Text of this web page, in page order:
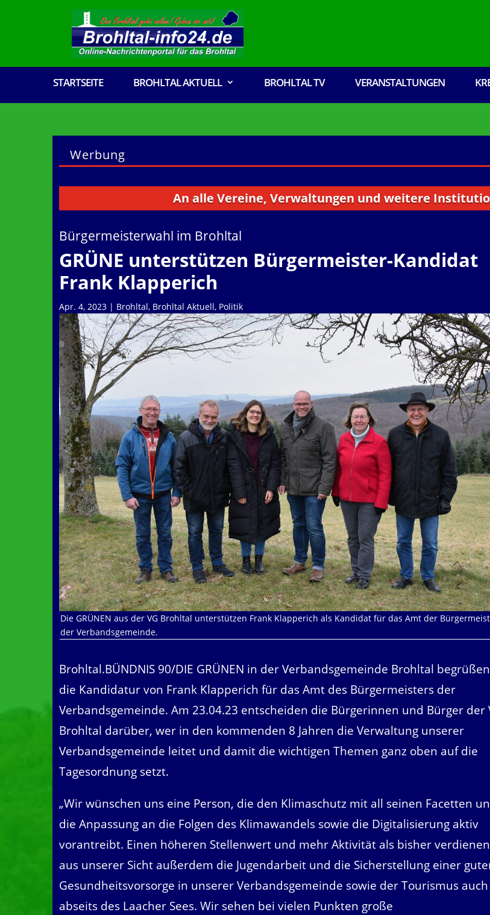
STARTSEITE BROHLTAL AKTUELL BROHLTAL TV VERANSTALTUNGEN
Werbung
An alle Vereine, Verwaltungen und weitere
Bürgermeisterwahl im Brohltal
GRÜNE unterstützen Bürgermeister-Kandidat
Frank Klapperich
Apr. 4, 2023 | Brohltal, Brohltal Aktuell, Politik
Die GRÜNEN aus der VG Brohltal unterstützen Frank Klapperich als Kandidat für das Amt der
der Verbandsgemeinde.
Brohltal.BÜNDNIS 90/DIE GRÜNEN in der Verbandsgemeinde Brohltal begrüßen
die Kandidatur von Frank Klapperich für das Amt des Bürgermeisters der
Verbandsgemeinde. Am 23.04.23 entscheiden die Bürgerinnen und Bürger der
Brohltal darüber, wer in den kommenden 8 Jahren die Verwaltung unserer
Verbandsgemeinde leitet und damit die wichtigen Themen ganz oben auf die
Tagesordnung setzt.
„Wir wünschen uns eine Person, die den Klimaschutz mit all seinen Facetten
die Anpassung an die Folgen des Klimawandels sowie die Digitalisierung aktiv
vorantreibt. Einen höheren Stellenwert und mehr Aktivität als bisher verdienen
aus unserer Sicht außerdem die Jugendarbeit und die Sicherstellung einer
Gesundheitsvorsorge in unserer Verbandsgemeinde sowie der Tourismus auch
abseits des Laacher Sees. Wir sehen bei vielen Punkten große